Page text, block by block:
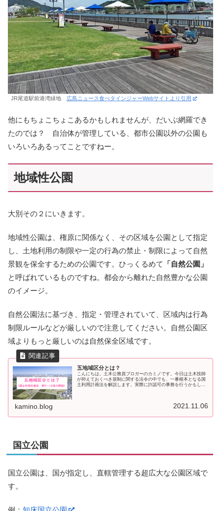
JR尾道駅前港湾緑地 広島ニュース食べタインジャーWebサイトより引用
他にもちょこちょこあるかもしれませんが、だいぶ網羅でき
たのでは？ 自治体が管理している、都市公園以外の公園も
いろいろあるってことですねー。
地域性公園
大別その２にいきます。
地域性公園は、権原に関係なく、その区域を公園として指定
し、土地利用の制限や一定の行為の禁止・制限によって自然
景観を保全するための公園です。ひっくるめて
「自然公園」
と呼ばれているものですね。都会から離れた自然豊かな公園
のイメージ。
自然公園法に基づき、指定・管理されていて、区域内は行為
制限ルールなどが厳しいので注意してください。自然公園区
域よりもっと厳しいのは自然保全区域です。
五地域区分とは？
こんにちは。土木公務員ブロガーのカミノです。今日は土木技師
が抑えておくべき規制に関する法令の中でも、一番根本となる国
土利用計画法を解説します。実際に許認可の事務を行うかもしれ
kamino.blog 2021.11.06
国立公園
国立公園は、国が指定し、直轄管理する超広大な公園区域で
す。